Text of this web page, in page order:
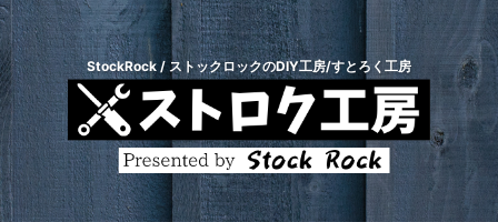
StockRock / ストックロックのDIY工房/すとろく工房